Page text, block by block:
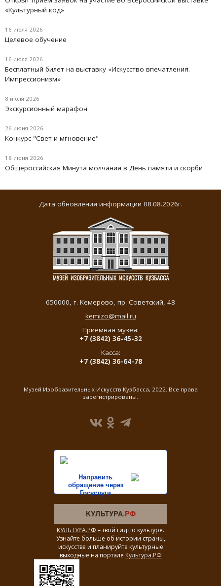
«Культурный код»
16 июля 2026
Целевое обучение
16 июля 2026
Бесплатный билет на выставку «Искусство впечатления.
Импрессионизм»
8 июля 2026
Экскурсионный марафон
26 июня 2026
Конкурс "Свет и мгновение"
18 июня 2026
Oбщероссийская Минута молчания в День памяти и скорби
Дата обновления информации 08.08.2026г.
650000, г. Кемерово, пр. Советский, 48
kemizo@mail.ru
Приёмная музея:
+7 (3842) 36-45-32
Касса:
+7 (3842) 36-64-78
Музей Изобразительных Искусств Кузбасса, 2022. Все права
зарегистрированы.
Направить
обращение через
Госуслуги
КУЛЬТУРА.РФ – твой гид по культуре.
Узнайте больше об истории страны,
искусстве и планируйте культурные
выходные на портале Культура.РФ